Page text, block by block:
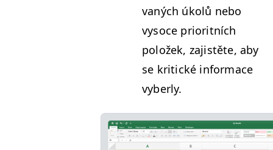
vaných úkolů nebo
vysoce pri­or­it­ních
položek, zajistěte, aby
se kri­t­ické infor­ma­ce
vyberly.